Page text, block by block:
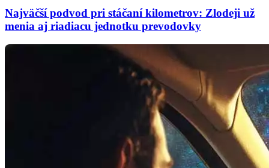
Najväčší podvod pri stáčaní kilometrov: Zlodeji už
menia aj riadiacu jednotku prevodovky